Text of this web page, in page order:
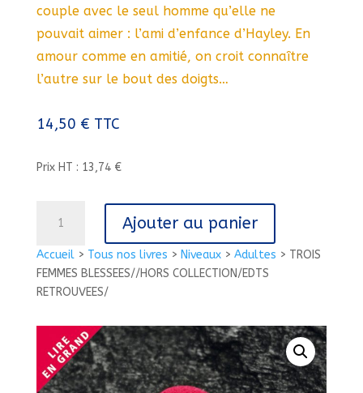
Accueil> Tous nos livres > Niveaux> Adultes > TROIS
FEMMES BLESSEES//HORS COLLECTION/EDTS
RETROUVEES/
couple avec le seul homme qu’elle ne
pouvait aimer : l’ami d’enfance d’Hayley. En
amour comme en amitié, on croit connaître
l’autre sur le bout des doigts…
14,50 € TTC
Prix HT : 13,74 €
TROIS
FEMMES
BLESSEES//HORS
Ajouter au panier